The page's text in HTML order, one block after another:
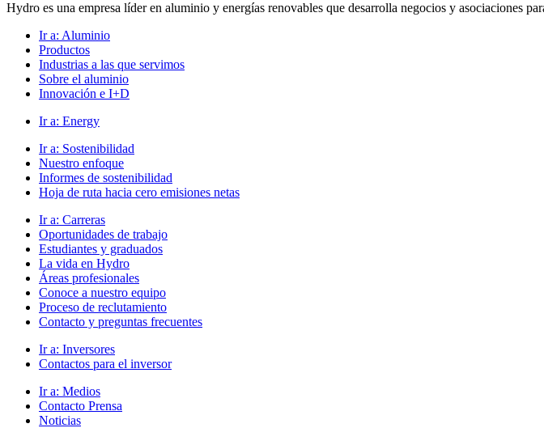
Hydro es una empresa líder en aluminio y energías renovables que desarrolla negocios y asociaciones
Ir a: Aluminio
Productos
Industrias a las que servimos
Sobre el aluminio
Innovación e I+D
Ir a: Energy
Ir a: Sostenibilidad
Nuestro enfoque
Informes de sostenibilidad
Hoja de ruta hacia cero emisiones netas
Ir a: Carreras
Oportunidades de trabajo
Estudiantes y graduados
La vida en Hydro
Áreas profesionales
Conoce a nuestro equipo
Proceso de reclutamiento
Contacto y preguntas frecuentes
Ir a: Inversores
Contactos para el inversor
Ir a: Medios
Contacto Prensa
Noticias